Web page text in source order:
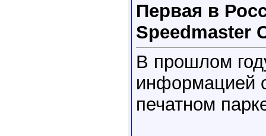
Первая в
Speedmaster
В прошлом
информацией
печатном